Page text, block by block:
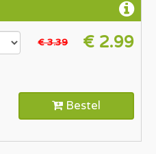
€ 3.39 € 2.99
Bestel